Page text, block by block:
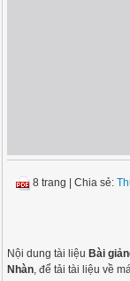
8 trang |Chia sẻ:
Nội dung tài liệu Bài
Nhàn, để tải tài liệu về